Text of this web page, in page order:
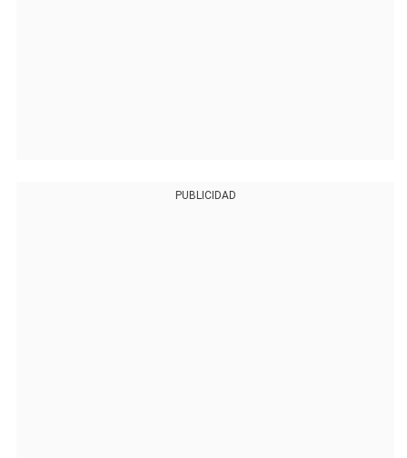
PUBLICIDAD